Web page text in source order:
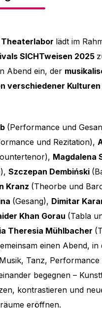
Theaterlabor lädt im
SICHTweisen 2025
Abend ein, der
verschiedener Kulturen
(Performance und
und Rezitation),
Magdalena
Szczepan Dembiński
Kranz (Theorbe und
(Gesang), Dimitar
Khan Gorau (Tabla
Theresia Mühlbacher
einen Abend, in
Tanz, Performance
begegnen –
kontrastieren und
eröffnen.